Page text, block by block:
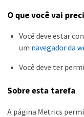
O que você vai
Você deve estar
um navegador da
Você deve ter
Sobre esta tarefa
A página Metrics